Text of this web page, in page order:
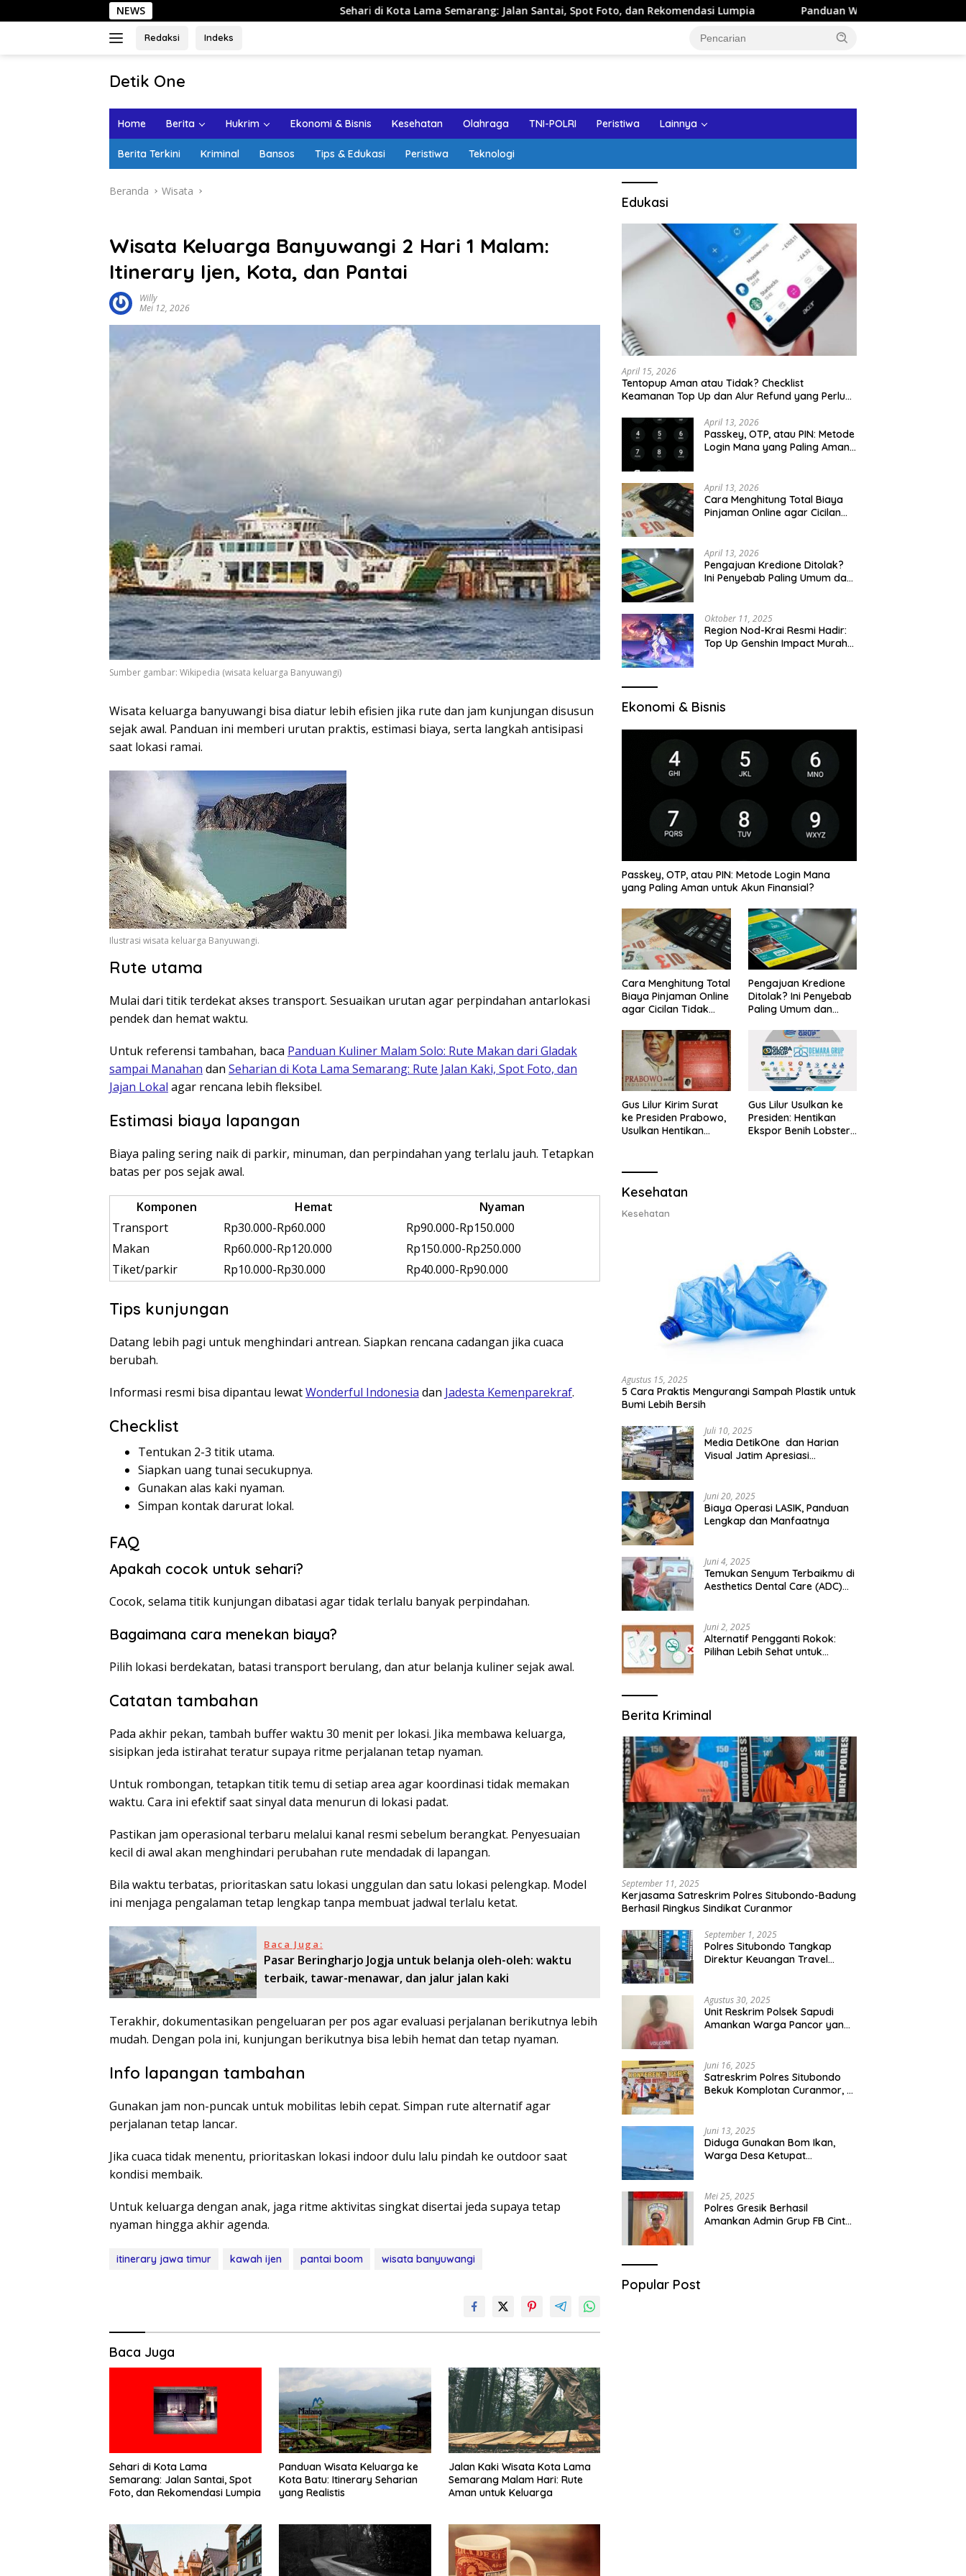
ke
NEWS Sehari di Kota Lama Semarang: Jalan Santai, Spot Foto, dan Rekomendasi Lumpia Panduan Wisata Keluarga ke Kota Batu: Itinerary
Redaksi Indeks
Detik One
Ungkap
Home Berita Hukrim Ekonomi & Bisnis Kesehatan Olahraga TNI-POLRI Peristiwa Lainnya
Berita Terkini Kriminal Bansos Tips & Edukasi Peristiwa Teknologi
Beranda Wisata
Wisata Keluarga Banyuwangi 2 Hari 1 Malam:
Itinerary Ijen, Kota, dan Pantai
Willy
Mei 12, 2026
Sumber gambar: Wikipedia (wisata keluarga Banyuwangi)
Wisata keluarga banyuwangi bisa diatur lebih efisien jika rute dan jam kunjungan disusun
sejak awal. Panduan ini memberi urutan praktis, estimasi biaya, serta langkah antisipasi
saat lokasi ramai.
Ilustrasi wisata keluarga Banyuwangi.
Rute utama
Mulai dari titik terdekat akses transport. Sesuaikan urutan agar perpindahan antarlokasi
pendek dan hemat waktu.
Untuk referensi tambahan, baca Panduan Kuliner Malam Solo: Rute Makan dari Gladak
sampai Manahan dan Seharian di Kota Lama Semarang: Rute Jalan Kaki, Spot Foto, dan
Jajan Lokal agar rencana lebih fleksibel.
Estimasi biaya lapangan
Biaya paling sering naik di parkir, minuman, dan perpindahan yang terlalu jauh. Tetapkan
batas per pos sejak awal.
Komponen Hemat
Nyaman
Transport
Rp30.000-Rp60.000
Rp90.000-Rp150.000
Makan
Rp60.000-Rp120.000
Rp150.000-Rp250.000
Tiket/parkir
Rp10.000-Rp30.000 Rp40.000-Rp90.000
Tips kunjungan
Datang lebih pagi untuk menghindari antrean. Siapkan rencana cadangan jika cuaca
berubah.
Informasi resmi bisa dipantau lewatWonderful Indonesia dan Jadesta Kemenparekraf.
Checklist
Tentukan 2-3 titik utama.
Siapkan uang tunai secukupnya.
Gunakan alas kaki nyaman.
Simpan kontak darurat lokal.
FAQ
Apakah cocok untuk sehari?
Cocok, selama titik kunjungan dibatasi agar tidak terlalu banyak perpindahan.
Bagaimana cara menekan biaya?
Pilih lokasi berdekatan, batasi transport berulang, dan atur belanja kuliner sejak awal.
Catatan tambahan
Pada akhir pekan, tambah buffer waktu 30 menit per lokasi. Jika membawa keluarga,
sisipkan jeda istirahat teratur supaya ritme perjalanan tetap nyaman.
Untuk rombongan, tetapkan titik temu di setiap area agar koordinasi tidak memakan
waktu. Cara ini efektif saat sinyal data menurun di lokasi padat.
Pastikan jam operasional terbaru melalui kanal resmi sebelum berangkat. Penyesuaian
kecil di awal akan menghindari perubahan rute mendadak di lapangan.
Bila waktu terbatas, prioritaskan satu lokasi unggulan dan satu lokasi pelengkap. Model
ini menjaga pengalaman tetap lengkap tanpa membuat jadwal terlalu ketat.
Baca Juga:
Pasar Beringharjo Jogja untuk belanja oleh-oleh: waktu
terbaik, tawar-menawar, dan jalur jalan kaki
Terakhir, dokumentasikan pengeluaran per pos agar evaluasi perjalanan berikutnya lebih
mudah. Dengan pola ini, kunjungan berikutnya bisa lebih hemat dan tetap nyaman.
Info lapangan tambahan
Gunakan jam non-puncak untuk mobilitas lebih cepat. Simpan rute alternatif agar
perjalanan tetap lancar.
Jika cuaca tidak menentu, prioritaskan lokasi indoor dulu lalu pindah ke outdoor saat
kondisi membaik.
Untuk keluarga dengan anak, jaga ritme aktivitas singkat disertai jeda supaya tetap
nyaman hingga akhir agenda.
itinerary jawa timur kawah ijen pantai boom wisata banyuwangi
Baca Juga
Sehari di Kota Lama
Semarang: Jalan Santai, Spot
Foto, dan Rekomendasi Lumpia
Panduan Wisata Keluarga ke
Kota Batu: Itinerary Seharian
yang Realistis
Jalan Kaki Wisata Kota Lama
Semarang Malam Hari: Rute
Aman untuk Keluarga
Edukasi
April 15, 2026
Tentopup Aman atau Tidak? Checklist
Keamanan Top Up dan Alur Refund yang Perlu
April 13, 2026
Passkey, OTP, atau PIN: Metode
Login Mana yang Paling Aman
April 13, 2026
Cara Menghitung Total Biaya
Pinjaman Online agar Cicilan
April 13, 2026
Pengajuan Kredione Ditolak?
Ini Penyebab Paling Umum dan
Oktober 11, 2025
Region Nod-Krai Resmi Hadir:
Top Up Genshin Impact Murah
Ekonomi & Bisnis
Passkey, OTP, atau PIN: Metode Login Mana
yang Paling Aman untuk Akun Finansial?
Cara Menghitung Total
Biaya Pinjaman Online
agar Cicilan Tidak
Pengajuan Kredione
Ditolak? Ini Penyebab
Paling Umum dan
Gus Lilur Kirim Surat
ke Presiden Prabowo,
Usulkan Hentikan
Lobster 50 Gram
Gus Lilur Usulkan ke
Presiden: Hentikan
Ekspor Benih Lobster,
Kesehatan
Kesehatan
Agustus 15, 2025
5 Cara Praktis Mengurangi Sampah Plastik untuk
Bumi Lebih Bersih
Juli 10, 2025
Media DetikOne dan Harian
Visual Jatim Apresiasi
Juni 20, 2025
Biaya Operasi LASIK, Panduan
Lengkap dan Manfaatnya
Juni 4, 2025
Temukan Senyum Terbaikmu di
Aesthetics Dental Care (ADC)
Juni 2, 2025
Alternatif Pengganti Rokok:
Pilihan Lebih Sehat untuk
Berita Kriminal
September 11, 2025
Kerjasama Satreskrim Polres Situbondo-Badung
Berhasil Ringkus Sindikat Curanmor
September 1, 2025
Polres Situbondo Tangkap
Direktur Keuangan Travel
Agustus 30, 2025
Unit Reskrim Polsek Sapudi
Amankan Warga Pancor yang
Juni 16, 2025
Satreskrim Polres Situbondo
Bekuk Komplotan Curanmor, 9
Juni 13, 2025
Diduga Gunakan Bom Ikan,
Warga Desa Ketupat
Mei 25, 2025
Polres Gresik Berhasil
Amankan Admin Grup FB Cinta
Popular Post